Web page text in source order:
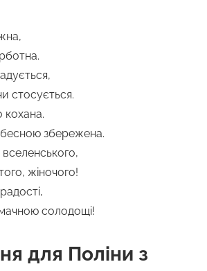
стосується.
кохана.
збережена.
жіночого!
солодощі!
для Поліни з